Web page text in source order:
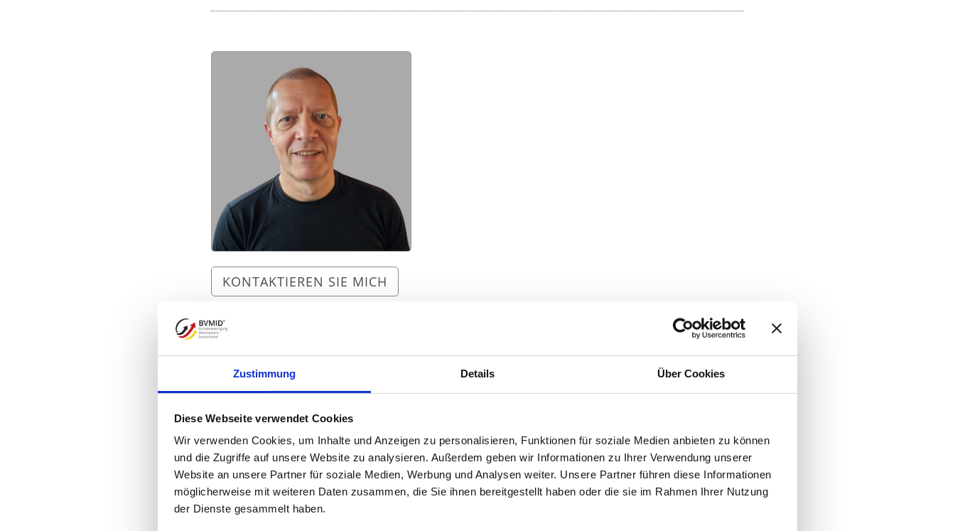
Zustimmung Details Über Cookies
Diese Webseite verwendet Cookies
Wir verwenden Cookies, um Inhalte und Anzeigen zu personalisieren, Funktionen für soziale Medien anbieten zu können
und die Zugriffe auf unsere Website zu analysieren. Außerdem geben wir Informationen zu Ihrer Verwendung unserer
Website an unsere Partner für soziale Medien, Werbung und Analysen weiter. Unsere Partner führen diese Informationen
möglicherweise mit weiteren Daten zusammen, die Sie ihnen bereitgestellt haben oder die sie im Rahmen Ihrer Nutzung
der Dienste gesammelt haben.
KONTAKTIEREN SIE MICH
HERZLICH WILLKOMMEN
AUF DER BOTSCHAFTER SEITE VON
HERR THOMAS
EBELL
Ich begrüße Sie herzlich! Geschäftsstelle Chemnitz
Sicherheit beginnt im Kopf – das ist nicht nur mein
Slogan, sondern meine Überzeugung. Als zertifizierter
Sicherheitsexperte, Speaker und Berater unterstütze ich
Privatpersonen und Unternehmen seit vielen Jahren